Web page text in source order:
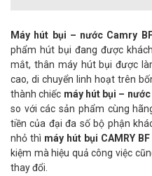
Máy hút bụi – nước Camry
phẩm hút bụi đang được
mắt, thân máy hút bụi được
cao, di chuyển linh hoạt trên
thành chiếc máy hút bụi –
so với các sản phẩm cùng
tiền của đại đa số bộ phận
nhỏ thì máy hút bụi CAMRY
kiệm mà hiệu quả công việc
thay đổi.